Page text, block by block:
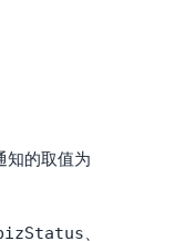
知的取值为